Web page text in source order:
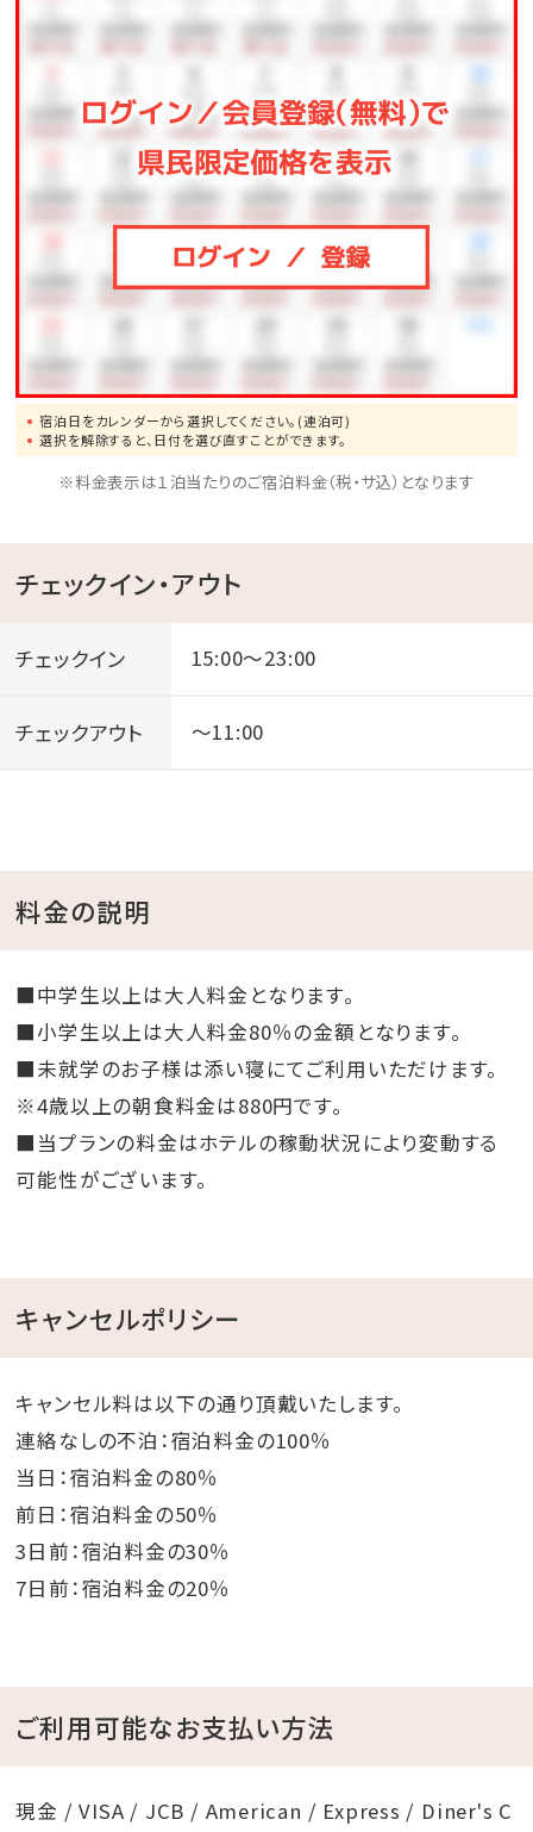
宿泊日をカレンダーから選択してください。(連泊可)
選択を解除すると、日付を選び直すことができます。
※料金表示は１泊当たりのご宿泊料金（税・サ込）となります
チェックイン・アウト
チェックイン 15:00～23:00
チェックアウト ～11:00
料金の説明
■中学生以上は大人料金となります。
■小学生以上は大人料金80％の金額となります。
■未就学のお子様は添い寝にてご利用いただけます。
※4歳以上の朝食料金は880円です。
■当プランの料金はホテルの稼動状況により変動する
可能性がございます。
キャンセルポリシー
キャンセル料は以下の通り頂戴いたします。
連絡なしの不泊：宿泊料金の100％
当日：宿泊料金の80％
前日：宿泊料金の50％
3日前：宿泊料金の30％
7日前：宿泊料金の20％
ご利用可能なお支払い方法
現金 / VISA / JCB / American / Express / Diner's C